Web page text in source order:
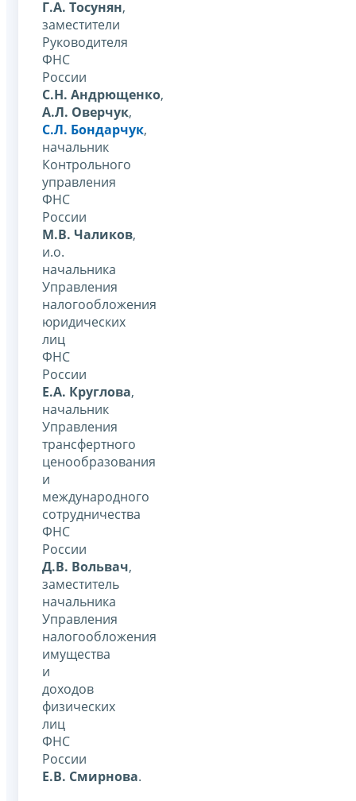
Г.А. Тосунян,
заместители
Руководителя
ФНС
России
С.Н. Андрющенко,
А.Л. Оверчук,
С.Л. Бондарчук,
начальник
Контрольного
управления
ФНС
России
М.В. Чаликов,
и.о.
начальника
Управления
налогообложения
юридических
лиц
ФНС
России
Е.А. Круглова,
начальник
Управления
трансфертного
ценообразования
и
международного
сотрудничества
ФНС
России
Д.В. Вольвач,
заместитель
начальника
Управления
налогообложения
имущества
и
доходов
физических
лиц
ФНС
России
Е.В. Смирнова.